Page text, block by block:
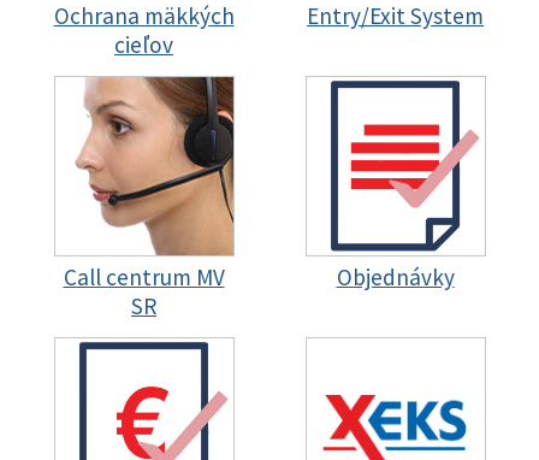
Ochrana mäkkých
cieľov
Entry/Exit System
Call centrum MV
SR
Objednávky